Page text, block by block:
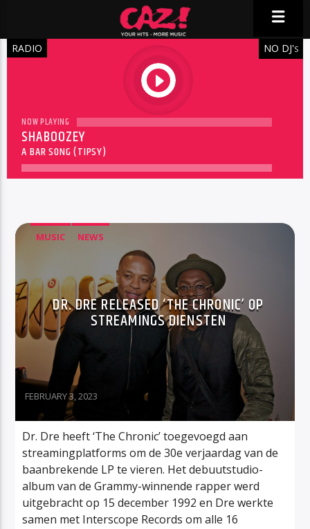
RADIO
play
NO DJ'S
NOW PLAYING
SHABOOZEY
A BAR SONG (TIPSY)
MUSIC NEWS
DR. DRE RELEASED ‘THE CHRONIC’ OP
STREAMINGS DIENSTEN
FEBRUARY 3, 2023
Dr. Dre heeft ‘The Chronic’ toegevoegd aan
streamingplatforms om de 30e verjaardag van de
baanbrekende LP te vieren. Het debuutstudio-
album van de Grammy-winnende rapper werd
uitgebracht op 15 december 1992 en Dre werkte
samen met Interscope Records om alle 16